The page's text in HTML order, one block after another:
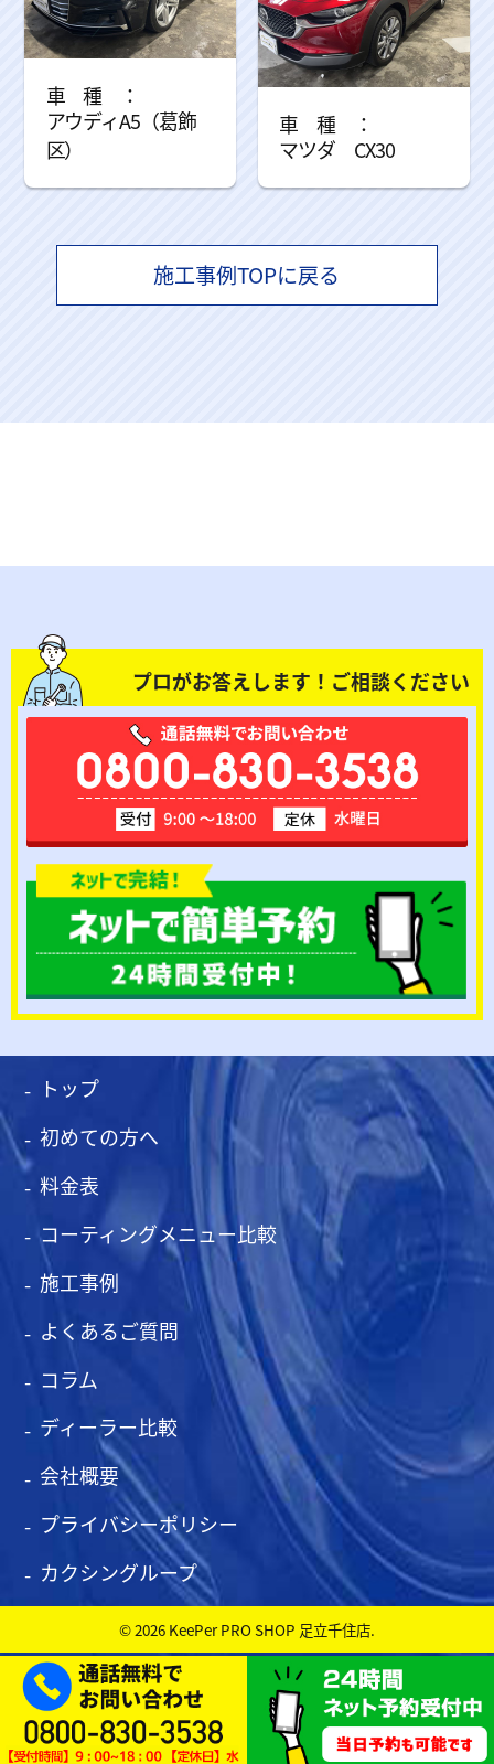
アウディA5（葛飾
区）
マツダ CX30
施工事例TOPに戻る
プロがお答えします！ご相談ください
トップ
初めての方へ
料金表
コーティングメニュー比較
施工事例
よくあるご質問
コラム
ディーラー比較
会社概要
プライバシーポリシー
カクシングループ
© 2026 KeePer PRO SHOP 足立千住店.